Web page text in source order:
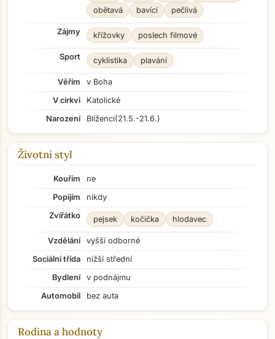
obětavá
bavící pečlivá
Zájmy křížovky poslech filmové
Sport cyklistika plavání
Věřím
v Boha
V církvi
Katolické
Narození
Blíženci(21.5.-21.6.)
Životní styl
Kouřím
ne
Popíjím
nikdy
Zvířátko
pejsek kočička hlodavec
Vzdělání
vyšší odborné
Sociální třída
nižší střední
Bydlení
v podnájmu
Automobil
bez auta
Rodina a hodnoty